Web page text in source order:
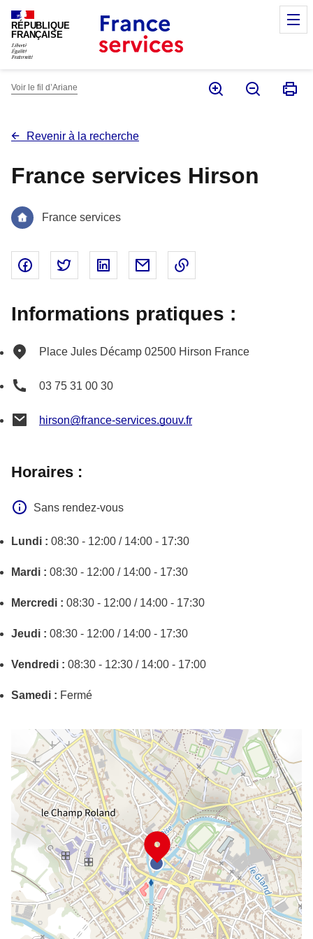
RÉPUBLIQUE
FRANÇAISE
Voir le fil d’Ariane
Revenir à la recherche
France services Hirson
France services
Partager sur Facebook - nouvelle fenêtre
Partager sur Twitter - nouvelle fenêtre
Partager sur Linked In - nouvelle
Partager par email - nouvelle
Informations pratiques :
Place Jules Décamp 02500 Hirson France
03 75 31 00 30
hirson@france-services.gouv.fr
Horaires :
Sans rendez-vous
Lundi : 08:30 - 12:00 / 14:00 - 17:30
Mardi : 08:30 - 12:00 / 14:00 - 17:30
Mercredi : 08:30 - 12:00 / 14:00 - 17:30
Jeudi : 08:30 - 12:00 / 14:00 - 17:30
Vendredi : 08:30 - 12:30 / 14:00 - 17:00
Samedi : Fermé